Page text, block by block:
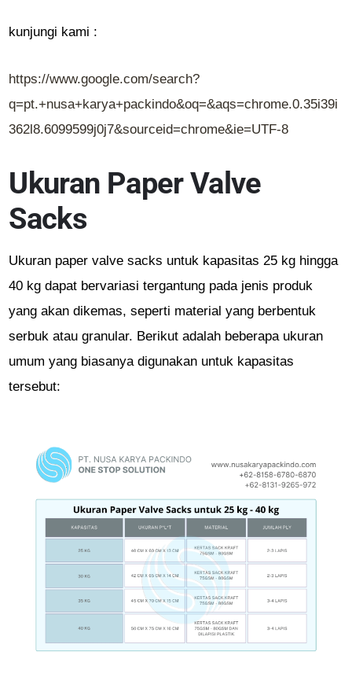
kunjungi kami :
https://www.google.com/search?
q=pt.+nusa+karya+packindo&oq=&aqs=chrome.0.35i39i
362l8.6099599j0j7&sourceid=chrome&ie=UTF-8
Ukuran Paper Valve
Sacks
Ukuran paper valve sacks untuk kapasitas 25 kg hingga
40 kg dapat bervariasi tergantung pada jenis produk
yang akan dikemas, seperti material yang berbentuk
serbuk atau granular. Berikut adalah beberapa ukuran
umum yang biasanya digunakan untuk kapasitas
tersebut: